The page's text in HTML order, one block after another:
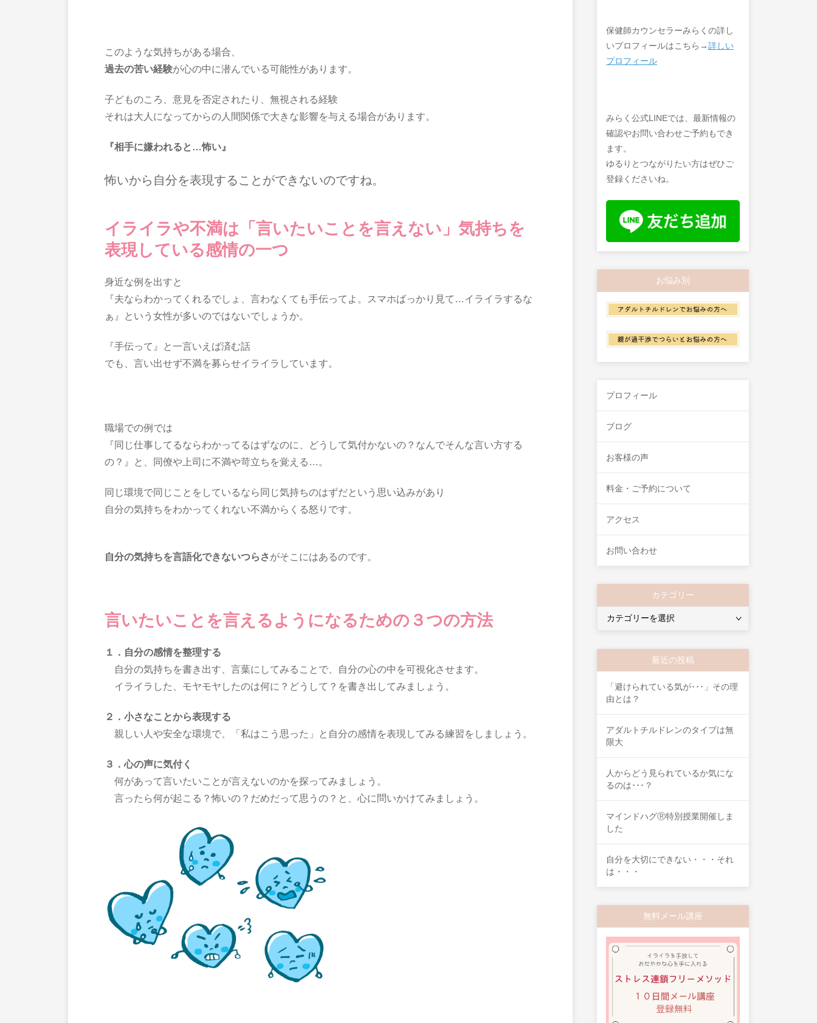
このような気持ちがある場合、
過去の苦い経験が心の中に潜んでいる可能性があります。
子どものころ、意見を否定されたり、無視される経験
それは大人になってからの人間関係で大きな影響を与える場合があります。
『相手に嫌われると…怖い』
怖いから自分を表現することができないのですね。
イライラや不満は「言いたいことを言えない」気持ちを
表現している感情の一つ
身近な例を出すと
『夫ならわかってくれるでしょ、言わなくても手伝ってよ。スマホばっかり見て…イライラするな
ぁ』という女性が多いのではないでしょうか。
『手伝って』と一言いえば済む話
でも、言い出せず不満を募らせイライラしています。
職場での例では
『同じ仕事してるならわかってるはずなのに、どうして気付かないの？なんでそんな言い方する
の？』と、同僚や上司に不満や苛立ちを覚える…。
同じ環境で同じことをしているなら同じ気持ちのはずだという思い込みがあり
自分の気持ちをわかってくれない不満からくる怒りです。
自分の気持ちを言語化できないつらさがそこにはあるのです。
言いたいことを言えるようになるための３つの方法
１．自分の感情を整理する
自分の気持ちを書き出す、言葉にしてみることで、自分の心の中を可視化させます。
イライラした、モヤモヤしたのは何に？どうして？を書き出してみましょう。
２．小さなことから表現する
親しい人や安全な環境で、「私はこう思った」と自分の感情を表現してみる練習をしましょう。
３．心の声に気付く
何があって言いたいことが言えないのかを探ってみましょう。
言ったら何が起こる？怖いの？だめだって思うの？と、心に問いかけてみましょう。
保健師カウンセラーみらくの詳し
いプロフィールはこちら→詳しい
プロフィール
みらく公式LINEでは、最新情報の
確認やお問い合わせご予約もでき
ます。
ゆるりとつながりたい方はぜひご
登録くださいね。
お悩み別
プロフィール
ブログ
お客様の声
料金・ご予約について
アクセス
お問い合わせ
カテゴリー
ー
最近の投稿
「避けられている気が･･･」その理
由とは？
アダルトチルドレンのタイプは無
限大
人からどう見られているか気にな
るのは･･･？
マインドハグⓇ特別授業開催しま
した
自分を大切にできない・・・それ
は・・・
無料メール講座